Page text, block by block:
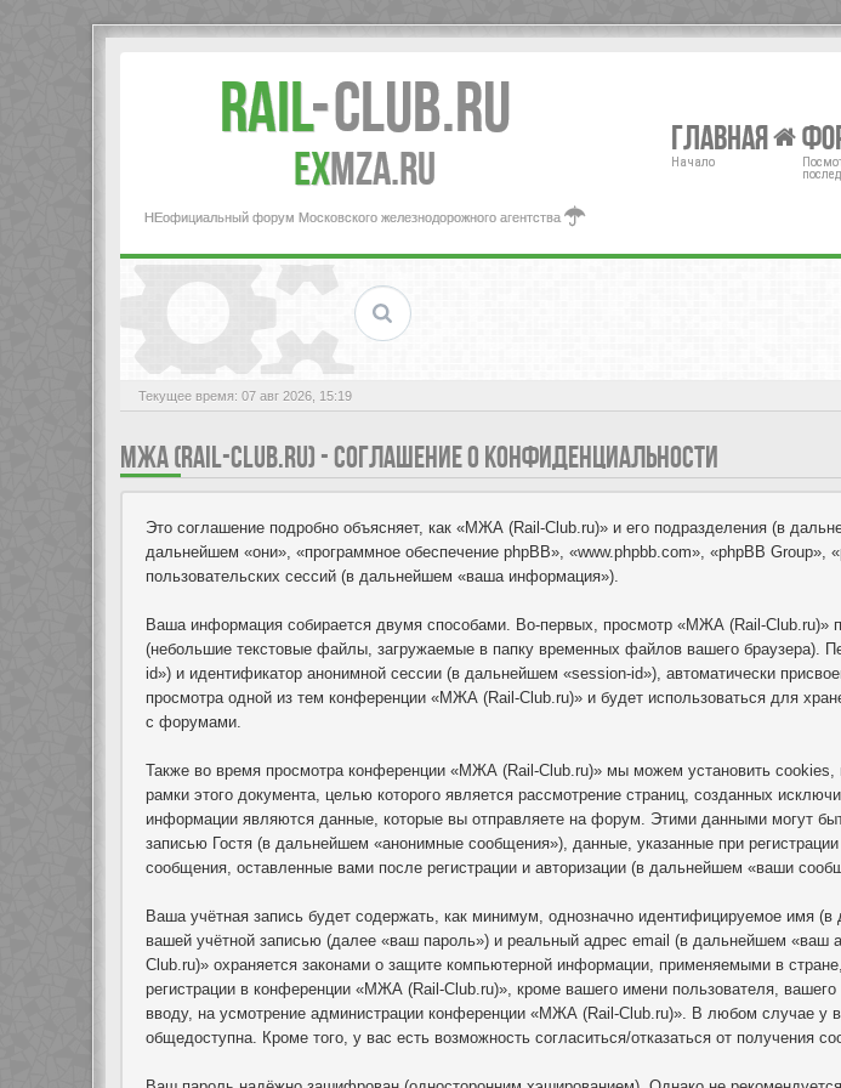
Rail-Club.RU
exMZA.RU
НЕофициальный форум Московского железнодорожного агентства
Главная
Начало
Текущее время: 07 авг 2026, 15:19
МЖА (RAIL-CLUB.RU) - СОГЛАШЕНИЕ О КОНФИДЕНЦИАЛЬНОСТИ
Это соглашение подробно объясняет, как «МЖА (Rail-Club.ru)» и его подразделения (в
дальнейшем «они», «программное обеспечение phpBB», «www.phpbb.com», «phpBB
пользовательских сессий (в дальнейшем «ваша информация»).
Ваша информация собирается двумя способами. Во-первых, просмотр «МЖА (Rail-Club.ru)»
(небольшие текстовые файлы, загружаемые в папку временных файлов вашего браузера).
id») и идентификатор анонимной сессии (в дальнейшем «session-id»), автоматически
просмотра одной из тем конференции «МЖА (Rail-Club.ru)» и будет использоваться для
с форумами.
Также во время просмотра конференции «МЖА (Rail-Club.ru)» мы можем установить
рамки этого документа, целью которого является рассмотрение страниц, созданных
информации являются данные, которые вы отправляете на форум. Этими данными могут
записью Гостя (в дальнейшем «анонимные сообщения»), данные, указанные при
сообщения, оставленные вами после регистрации и авторизации (в дальнейшем «ваши
Ваша учётная запись будет содержать, как минимум, однозначно идентифицируемое имя
вашей учётной записью (далее «ваш пароль») и реальный адрес email (в дальнейшем
Club.ru)» охраняется законами о защите компьютерной информации, применяемыми в
регистрации в конференции «МЖА (Rail-Club.ru)», кроме вашего имени пользователя,
вводу, на усмотрение администрации конференции «МЖА (Rail-Club.ru)». В любом случае у
общедоступна. Кроме того, у вас есть возможность согласиться/отказаться от получения